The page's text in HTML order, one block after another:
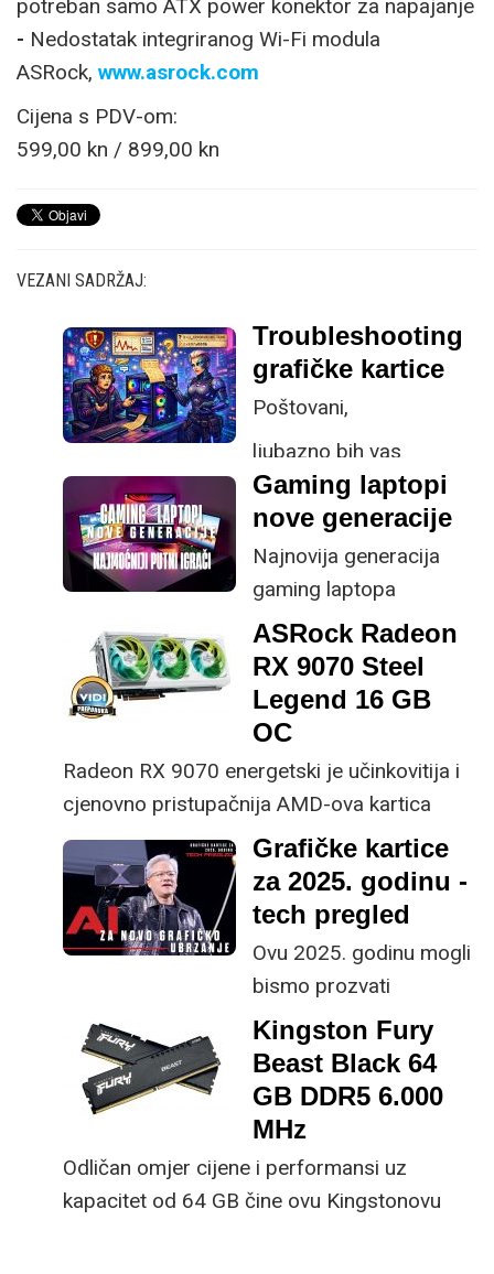
potreban samo ATX power konektor za napajanje
- Nedostatak integriranog Wi-Fi modula
ASRock, www.asrock.com
Cijena s PDV-om:
599,00 kn / 899,00 kn
VEZANI SADRŽAJ:
Troubleshooting
grafičke kartice
Poštovani,
ljubazno bih vas
zamolio za pomoć ili
savjet vezano uz moj
problem i unaprijed vas
molim za razumijevanje
poduži, ali to je jedini
način da vam detaljno
objasnim svoju
situaciju.
Gaming laptopi
nove generacije
Najnovija generacija
gaming laptopa
opremljena je Intelovim
Arrow Lake
procesorima i
najnovijim Nvidijinim
RTX 5000 serije.
Testirali smo neke od
najbržih i najskupljih
gaming laptopa
današnjice. Isplati li se
izdvojiti više tisuća eura
za moćni gaming
laptop?
ASRock Radeon
RX 9070 Steel
Legend 16 GB
OC
Radeon RX 9070 energetski je učinkovitija i
cjenovno pristupačnija AMD-ova kartica
najnovije generacije koja omogućuje jako
dobar omjer cijene i mogućnosti.
ASRockova Steel Legend izvedba 9070
kartice relativno je kompaktna i tiha, a
posjeduje i atraktivno RGB osvjetljenje.
Grafičke kartice
za 2025. godinu -
tech pregled
Ovu 2025. godinu mogli
bismo prozvati
godinom novih grafičkih
kartica. Donosimo
detaljan pregled svih
novih grafičkih
pripadajućih tehnologija
koje su predstavili ili
Kingston Fury
Beast Black 64
GB DDR5 6.000
MHz
Odličan omjer cijene i performansi uz
kapacitet od 64 GB čine ovu Kingstonovu